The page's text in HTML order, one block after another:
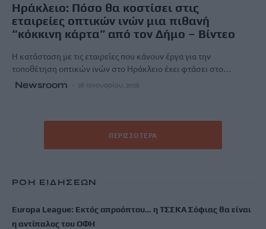
Ηράκλειο: Πόσο θα κοστίσει στις
εταιρείες οπτικών ινών μια πιθανή
“κόκκινη κάρτα” από τον Δήμο – Βίντεο
H κατάσταση με τις εταιρείες που κάνουν έργα για την
τοποθέτηση οπτικών ινών στο Ηράκλειο έχει φτάσει στο…
Newsroom 28 Ιανουαρίου, 2026
ΠΕΡΙΣΣΌΤΕΡΑ
ΡΟΗ ΕΙΔΗΣΕΩΝ
Europa League: Εκτός απροόπτου… η ΤΣΣΚΑ Σόφιας θα είναι
η αντίπαλος του ΟΦΗ